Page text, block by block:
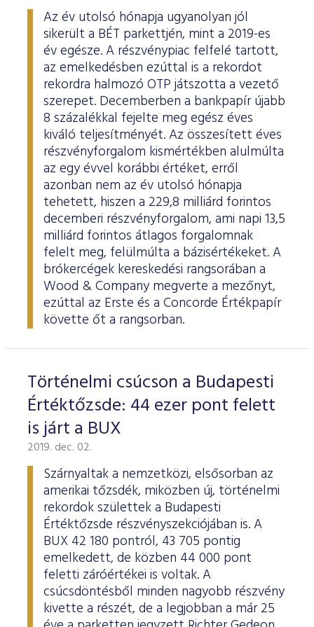
Az év utolsó hónapja ugyanolyan jól
sikerült a BÉT parkettjén, mint a 2019-es
év egésze. A részvénypiac felfelé tartott,
az emelkedésben ezúttal is a rekordot
rekordra halmozó OTP játszotta a vezető
szerepet. Decemberben a bankpapír újabb
8 százalékkal fejelte meg egész éves
kiváló teljesítményét. Az összesített éves
részvényforgalom kismértékben alulmúlta
az egy évvel korábbi értéket, erről
azonban nem az év utolsó hónapja
tehetett, hiszen a 229,8 milliárd forintos
decemberi részvényforgalom, ami napi 13,5
milliárd forintos átlagos forgalomnak
felelt meg, felülmúlta a bázisértékeket. A
brókercégek kereskedési rangsorában a
Wood & Company megverte a mezőnyt,
ezúttal az Erste és a Concorde Értékpapír
követte őt a rangsorban.
Történelmi csúcson a Budapesti
Értéktőzsde: 44 ezer pont felett
is járt a BUX
2019. dec. 02.
Szárnyaltak a nemzetközi, elsősorban az
amerikai tőzsdék, miközben új, történelmi
rekordok születtek a Budapesti
Értéktőzsde részvényszekciójában is. A
BUX 42 180 pontról, 43 705 pontig
emelkedett, de közben 44 000 pont
feletti záróértékei is voltak. A
csúcsdöntésből minden nagyobb részvény
kivette a részét, de a legjobban a már 25